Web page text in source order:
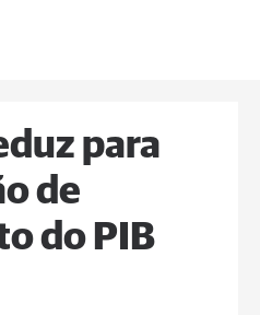
para
de
do PIB